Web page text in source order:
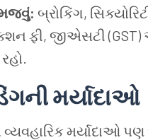
બ્રોકિંગ,
ફી, જીએસટી (GST)
મર્યાદાઓ
મર્યાદાઓ